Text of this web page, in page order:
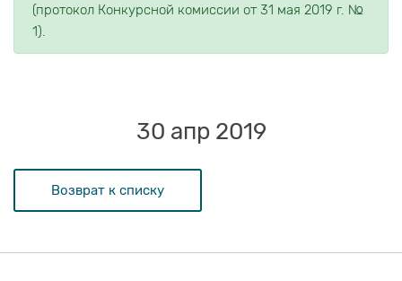
(протокол Конкурсной комиссии от 31 мая 2019 г. №
1).
Возврат к списку
30 апр 2019